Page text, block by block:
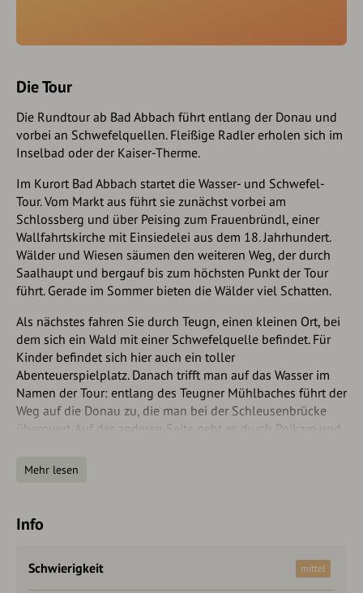
Die Tour
Die Rundtour ab Bad Abbach führt entlang der Donau und
vorbei an Schwefelquellen. Fleißige Radler erholen sich im
Inselbad oder der Kaiser-Therme.
Im Kurort Bad Abbach startet die Wasser- und Schwefel-
Tour. Vom Markt aus führt sie zunächst vorbei am
Schlossberg und über Peising zum Frauenbründl, einer
Wallfahrtskirche mit Einsiedelei aus dem 18. Jahrhundert.
Wälder und Wiesen säumen den weiteren Weg, der durch
Saalhaupt und bergauf bis zum höchsten Punkt der Tour
führt. Gerade im Sommer bieten die Wälder viel Schatten.
Als nächstes fahren Sie durch Teugn, einen kleinen Ort, bei
dem sich ein Wald mit einer Schwefelquelle befindet. Für
Kinder befindet sich hier auch ein toller
Abenteuerspielplatz. Danach trifft man auf das Wasser im
Namen der Tour: entlang des Teugner Mühlbaches führt der
Weg auf die Donau zu, die man bei der Schleusenbrücke
überquert. Auf der anderen Seite geht es durch Poikam und
einen Abstecher zum Inselbad Bad Abbach, einem Naturbad
Bad Abbach bis nach Matting. Hier wartet eine Besonderheit
der Strömung wird mit der Seilfähre auf das andere Ufer
Mehr lesen
Info
Schwierigkeit mittel